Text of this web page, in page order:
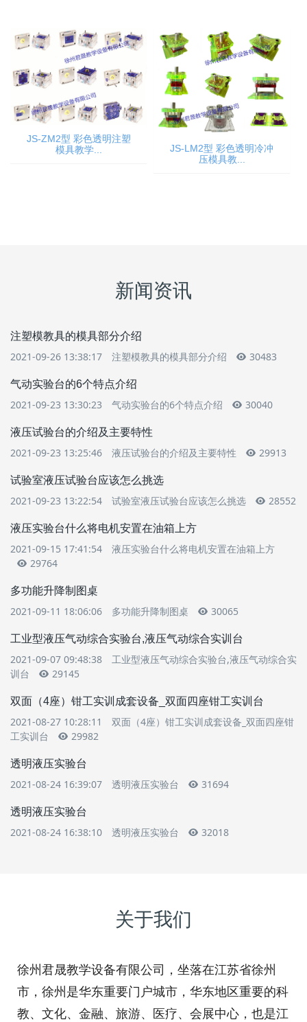
JS-ZM2型 彩色透明注塑
模具教学...
JS-LM2型 彩色透明冷冲
压模具教...
新闻资讯
注塑模教具的模具部分介绍
2021-09-26 13:38:17 注塑模教具的模具部分介绍 30483
气动实验台的6个特点介绍
2021-09-23 13:30:23 气动实验台的6个特点介绍 30040
液压试验台的介绍及主要特性
2021-09-23 13:25:46 液压试验台的介绍及主要特性 29913
试验室液压试验台应该怎么挑选
2021-09-23 13:22:54 试验室液压试验台应该怎么挑选 28552
液压实验台什么将电机安置在油箱上方
2021-09-15 17:41:54
液压实验台什么将电机安置在油箱上方
29764
多功能升降制图桌
2021-09-11 18:06:06 多功能升降制图桌 30065
工业型液压气动综合实验台,液压气动综合实训台
2021-09-07 09:48:38
工业型液压气动综合实验台,液压气动综合实
训台
29145
双面（4座）钳工实训成套设备_双面四座钳工实训台
2021-08-27 10:28:11
双面（4座）钳工实训成套设备_双面四座钳
工实训台
29982
透明液压实验台
2021-08-24 16:39:07 透明液压实验台 31694
透明液压实验台
2021-08-24 16:38:10 透明液压实验台 32018
关于我们
徐州君晟教学设备有限公司，坐落在江苏省徐州
市，徐州是华东重要门户城市，华东地区重要的科
教、文化、金融、旅游、医疗、会展中心，也是江